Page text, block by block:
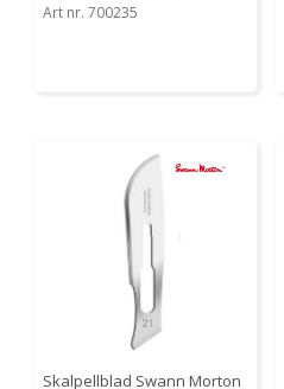
Art nr. 700235
Skalpellblad Swann Morton